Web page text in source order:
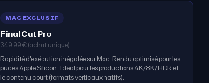
MAC EXCLUSIF
Final Cut Pro
349,99 € (achat unique)
Rapidité d'exécution inégalée sur Mac. Rendu optimisé pour les
puces Apple Silicon. Idéal pour les productions 4K/8K/HDR et
le contenu court (formats verticaux natifs).